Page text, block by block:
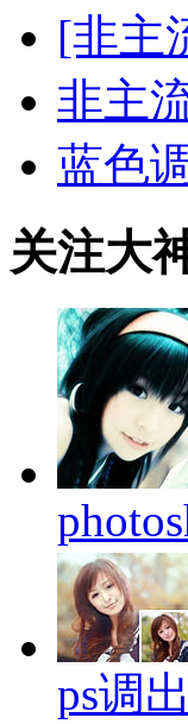
[非主
非主
蓝色
关注大
ps调